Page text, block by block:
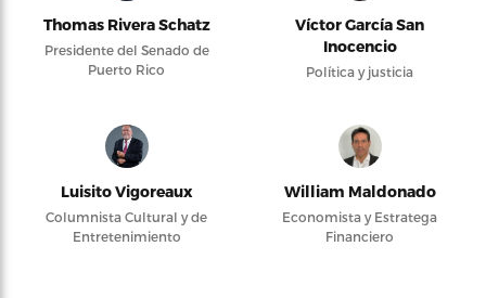
Thomas Rivera Schatz
Presidente del Senado de
Puerto Rico
Víctor García San
Inocencio
Política y justicia
Luisito Vigoreaux
Columnista Cultural y de
Entretenimiento
William Maldonado
Economista y Estratega
Financiero